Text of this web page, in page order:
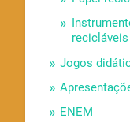
recicláveis
Jogos
ENEM